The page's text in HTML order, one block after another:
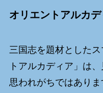
オリエントアルカ
三国志を題材とした
トアルカディア」は
思われがちではあり